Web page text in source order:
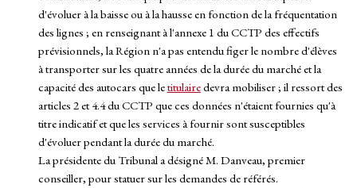
d'évoluer à la baisse ou à la hausse en fonction de la fréquentation
des lignes ; en renseignant à l'annexe 1 du CCTP des effectifs
prévisionnels, la Région n'a pas entendu figer le nombre d'élèves
à transporter sur les quatre années de la durée du marché et la
capacité des autocars que letitulairedevra mobiliser ; il ressort des
articles 2 et 4.4 du CCTP que ces données n'étaient fournies qu'à
titre indicatif et que les services à fournir sont susceptibles
d'évoluer pendant la durée du marché.
La présidente du Tribunal a désigné M. Danveau, premier
conseiller, pour statuer sur les demandes de référés.